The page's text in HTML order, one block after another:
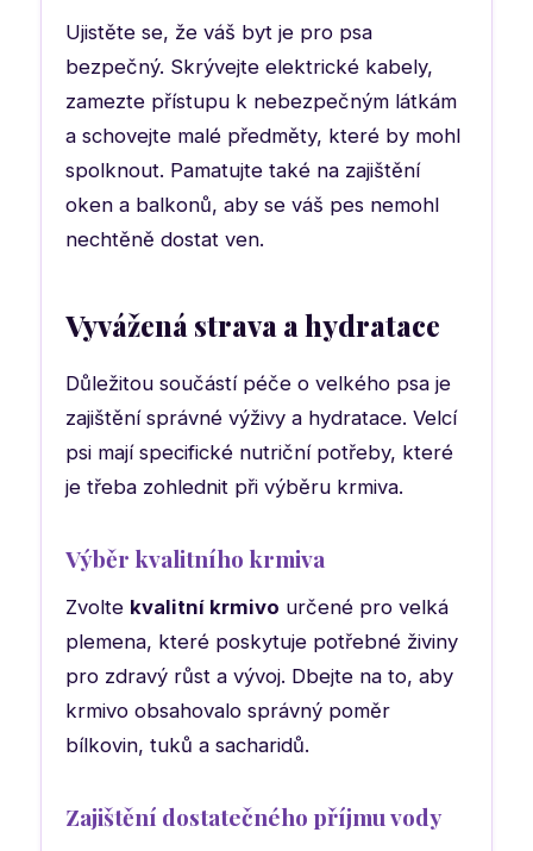
Ujistěte se, že váš byt je pro psa
bezpečný. Skrývejte elektrické kabely,
zamezte přístupu k nebezpečným látkám
a schovejte malé předměty, které by mohl
spolknout. Pamatujte také na zajištění
oken a balkonů, aby se váš pes nemohl
nechtěně dostat ven.
Vyvážená strava a hydratace
Důležitou součástí péče o velkého psa je
zajištění správné výživy a hydratace. Velcí
psi mají specifické nutriční potřeby, které
je třeba zohlednit při výběru krmiva.
Výběr kvalitního krmiva
Zvolte kvalitní krmivo určené pro velká
plemena, které poskytuje potřebné živiny
pro zdravý růst a vývoj. Dbejte na to, aby
krmivo obsahovalo správný poměr
bílkovin, tuků a sacharidů.
Zajištění dostatečného příjmu vody